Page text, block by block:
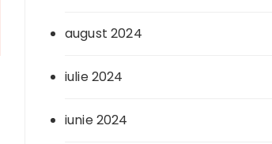
august 2024
iulie 2024
iunie 2024